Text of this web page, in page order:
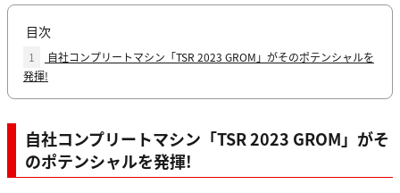
目次
1
自社コンプリートマシン「TSR 2023 GROM」がそのポテンシャルを
発揮!
自社コンプリートマシン「TSR 2023 GROM」がそ
のポテンシャルを発揮!